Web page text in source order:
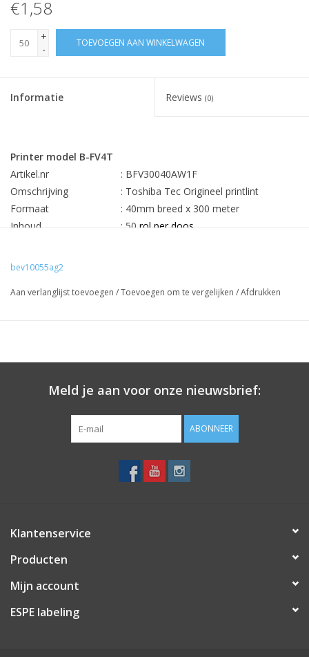
€1,58
+
-
TOEVOEGEN AAN WINKELWAGEN
Informatie Reviews (0)
Printer model B-FV4T
Artikel.nr
: BFV30040AW1F
Omschrijving
: Toshiba Tec Origineel printlint
Formaat
: 40mm breed x 300 meter
Inhoud
: 50 rol per doos
Prijs
Rechtstreekse levering Toshiba Tec Europa uw besparing 25-
bev10055ag2
Aan verlanglijst toevoegen /Toevoegen om te vergelijken /Afdrukken
Meld je aan voor onze nieuwsbrief:
ABONNEER
Klantenservice
Producten
Mijn account
ESPE labeling